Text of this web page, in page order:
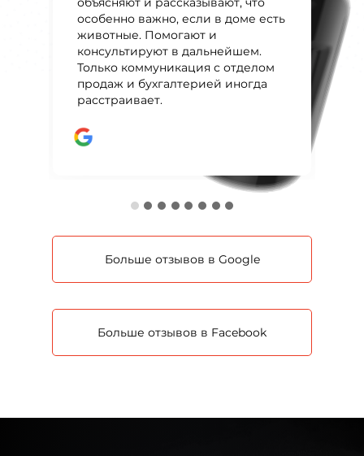
особенно важно, если в доме есть
животные. Помогают и
консультируют в дальнейшем.
Только коммуникация с отделом
продаж и бухгалтерией иногда
расстраивает.
ситуацию!
Больше отзывов в Google
Больше отзывов в Facebook